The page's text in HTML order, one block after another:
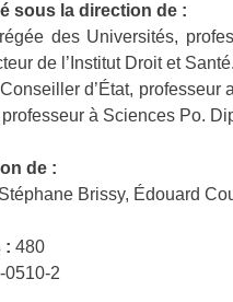
sous la direction de :
des Universités,
de l’Institut Droit et Santé.
d’État, professeur
à Sciences Po.
de :
Brissy, Édouard
: 480
0510-2